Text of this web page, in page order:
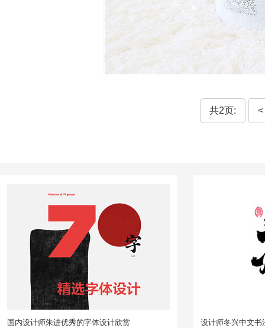
共2页: <
国内设计师朱进优秀的字体设计欣赏 设计师冬兴中文书